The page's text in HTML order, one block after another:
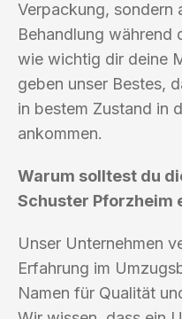
Verpackung, sondern
Behandlung während
wie wichtig dir deine
geben unser Bestes,
in bestem Zustand in
ankommen.
Warum solltest du
Schuster Pforzheim
Unser Unternehmen
Erfahrung im
Namen für Qualität